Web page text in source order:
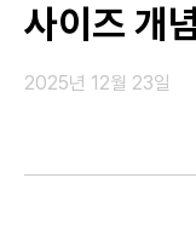
사이즈 개
2025년 12월 23일